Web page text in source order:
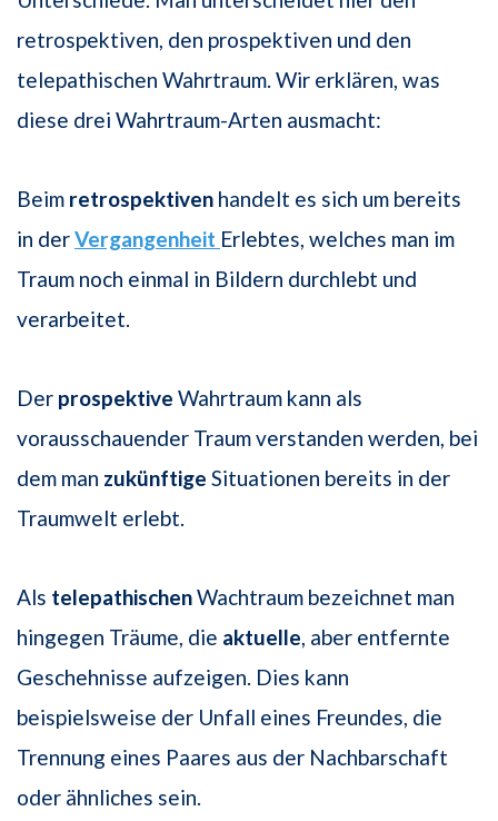
retrospektiven, den prospektiven und den
telepathischen Wahrtraum. Wir erklären, was
diese drei Wahrtraum-Arten ausmacht:
Beim retrospektiven handelt es sich um bereits
in derVergangenheit Erlebtes, welches man im
Traum noch einmal in Bildern durchlebt und
verarbeitet.
Der prospektive Wahrtraum kann als
vorausschauender Traum verstanden werden, bei
dem man zukünftige Situationen bereits in der
Traumwelt erlebt.
Als telepathischenWachtraum bezeichnet man
hingegen Träume, die aktuelle, aber entfernte
Geschehnisse aufzeigen. Dies kann
beispielsweise der Unfall eines Freundes, die
Trennung eines Paares aus der Nachbarschaft
oder ähnliches sein.